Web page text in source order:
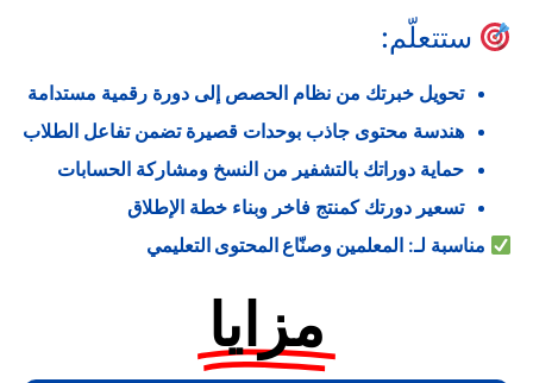
ستتعلّم:
تحويل خبرتك من نظام الحصص إلى دورة رقمية مستدامة
هندسة محتوى جاذب بوحدات قصيرة تضمن تفاعل الطلاب
حماية دوراتك بالتشفير من النسخ ومشاركة الحسابات
تسعير دورتك كمنتج فاخر وبناء خطة الإطلاق
مناسبة لـ:المعلمين وصنّاع المحتوى التعليمي
مزايا